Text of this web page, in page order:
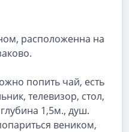
расположенна на
попить чай, есть
телевизор, стол,
1,5м., душ.
веником,